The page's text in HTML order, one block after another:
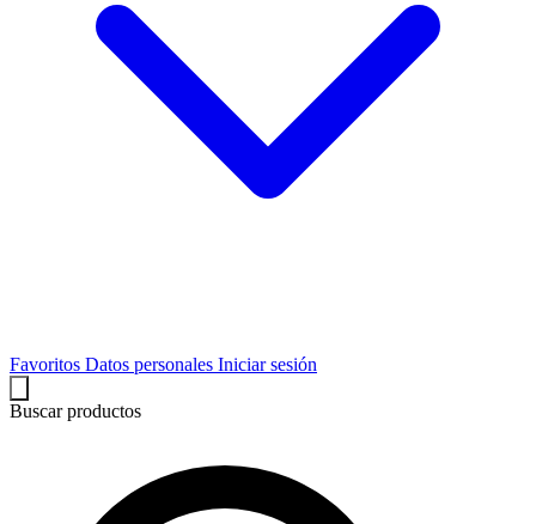
Favoritos Datos personales Iniciar sesión
Buscar productos